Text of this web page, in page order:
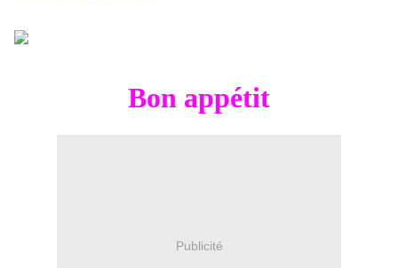
Bon appétit
Publicité